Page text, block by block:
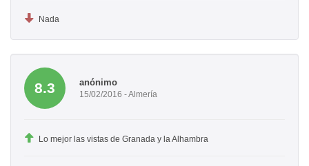
Nada
8.3 anónimo
15/02/2016 - Almería
Lo mejor las vistas de Granada y la Alhambra